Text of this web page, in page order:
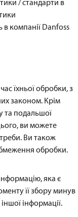
/ стандарти в
в компанії Danfoss
їхньої обробки, з
законом. Крім
та подальшої
ви можете
Ви також
обробки.
яка є
її збору минув
інформації.